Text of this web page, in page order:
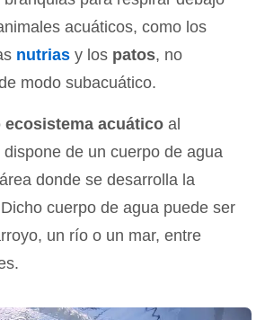
acuáticos, como los
nutrias y los patos, no
modo subacuático.
ecosistema acuático al
dispone de un cuerpo de agua
donde se desarrolla la
cuerpo de agua puede ser
un río o un mar, entre